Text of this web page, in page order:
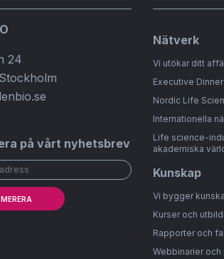
24
på vårt nyhetsbrev
Nätverk
Vi utökar ditt
Executive
Nordic Life
Internationella
Life science-
akademiska
Kunskap
Vi bygger
Kurser och
Rapporter och
Webbinarier